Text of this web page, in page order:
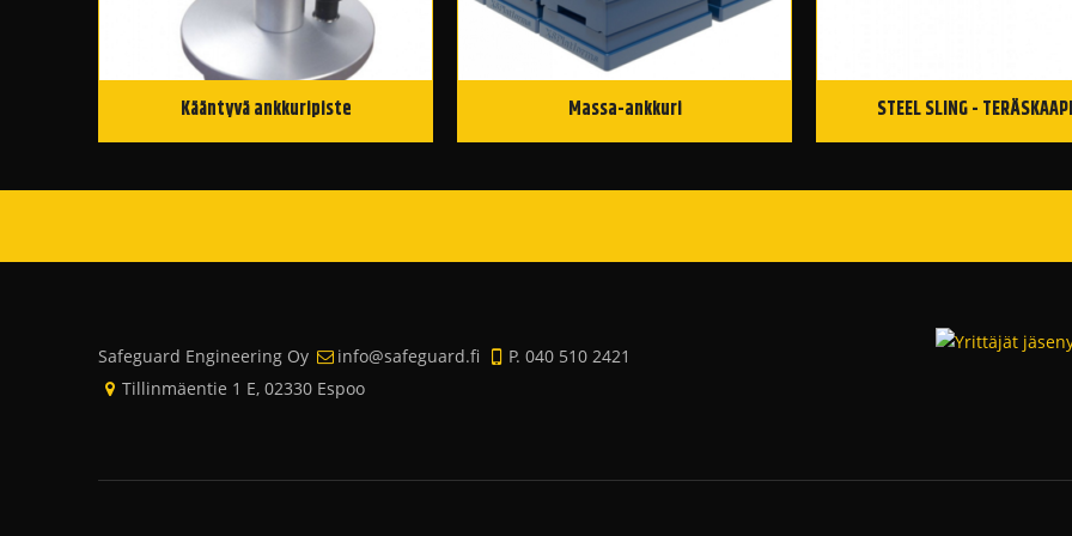
Kääntyvä ankkuripiste Massa-ankkuri STEEL SLING -
Safeguard Engineering Oy info@safeguard.fi
P. 040 510 2421
Tillinmäentie 1 E, 02330 Espoo